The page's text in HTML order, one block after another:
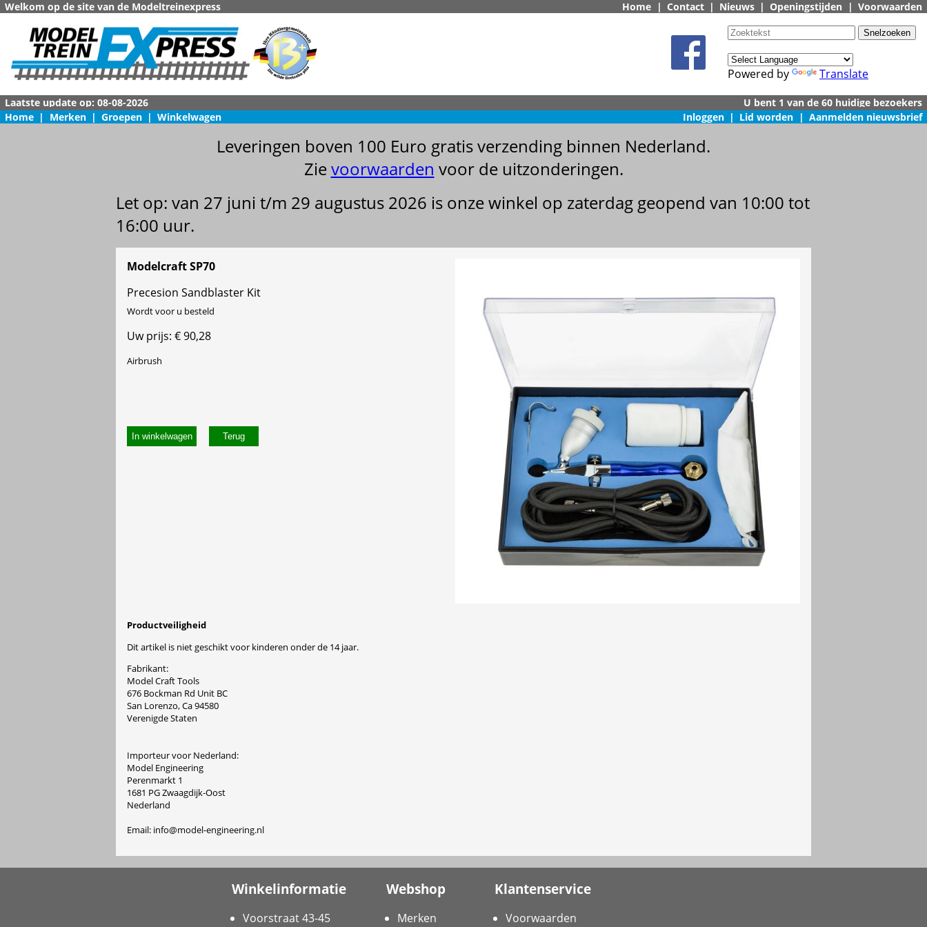
Welkom op de site van de Modeltreinexpress Home | Contact | Nieuws | Openingstijden | Voorwaarden
Powered by Translate
Home | Merken | Groepen | Winkelwagen Inloggen | Lid worden | Aanmelden nieuwsbrief
Leveringen boven 100 Euro gratis verzending binnen Nederland.
Zievoorwaarden voor de uitzonderingen.
Let op: van 27 juni t/m 29 augustus 2026 is onze winkel op zaterdag geopend van 10:00 tot
16:00 uur.
Modelcraft SP70
Precesion Sandblaster Kit
Wordt voor u besteld
Uw prijs: € 90,28
Airbrush
In winkelwagen
Productveiligheid
Dit artikel is niet geschikt voor kinderen onder de 14 jaar.
Fabrikant:
Model Craft Tools
676 Bockman Rd Unit BC
San Lorenzo, Ca 94580
Verenigde Staten
Importeur voor Nederland:
Model Engineering
Perenmarkt 1
1681 PG Zwaagdijk-Oost
Nederland
Email: info@model-engineering.nl
Winkelinformatie
Voorstraat 43-45
Webshop
Merken
Klantenservice
Voorwaarden